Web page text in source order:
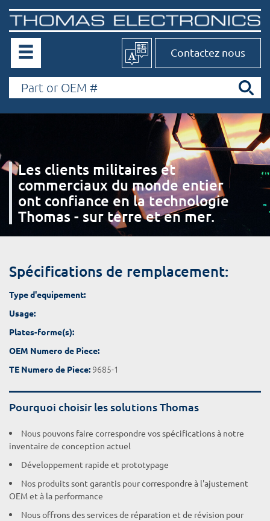
Contactez nous
Les clients militaires et
commerciaux du monde entier
ont confiance en la technologie
Thomas - sur terre et en mer.
Spécifications de remplacement:
Type d'equipement:
Usage:
Plates-forme(s):
OEM Numero de Piece:
TE Numero de Piece: 9685-1
Pourquoi choisir les solutions Thomas
Nous pouvons faire correspondre vos spécifications à notre
inventaire de conception actuel
Développement rapide et prototypage
Nos produits sont garantis pour correspondre à l'ajustement
OEM et à la performance
Nous offrons des services de réparation et de révision pour